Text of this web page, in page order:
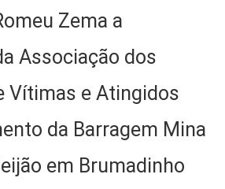
Zema a
Associação dos
Vítimas e Atingidos
da Barragem Mina
em Brumadinho